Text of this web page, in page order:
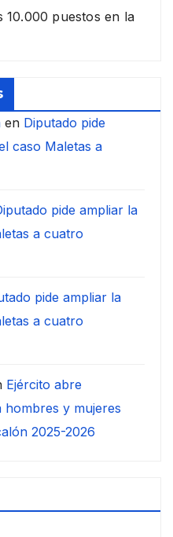
10.000 puestos en la
en Diputado pide
caso Maletas a
pide ampliar la
a cuatro
pide ampliar la
a cuatro
Ejército abre
hombres y mujeres
2025-2026